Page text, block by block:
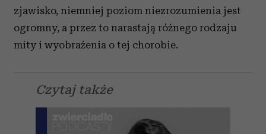
zjawisko, niemniej poziom niezrozumienia jest
ogromny, a przez to narastają różnego rodzaju
mity i wyobrażenia o tej chorobie.
Czytaj także